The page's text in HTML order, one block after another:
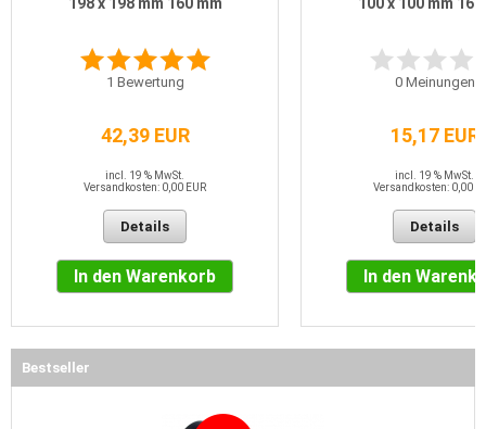
198 x 198 mm 160 mm
1 Bewertung
42,39 EUR
incl. 19 % MwSt.
Versandkosten: 0,00 EUR
Details
In den Warenkorb
100 x 100 mm 160
0Meinungen
15,17 EUR
incl. 19 % MwSt.
Versandkosten: 0,00
Details
In den
Bestseller